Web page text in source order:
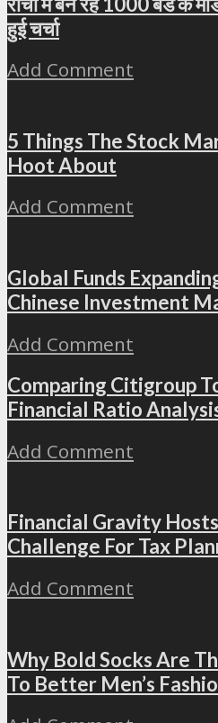
हुई चर्चा
Add Comment
5 Things The Stock
Hoot About
Add Comment
Global Funds
Chinese Investment
Add Comment
Comparing Citigroup
Financial Ratio
Add Comment
Financial Gravity
Challenge For Tax
Add Comment
Why Bold Socks Are
To Better Men’s